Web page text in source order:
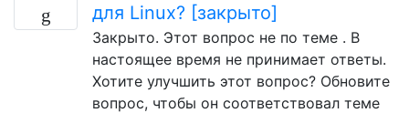
для Linux? [закрыто]
Закрыто. Этот вопрос не по теме . В
настоящее время не принимает ответы.
Хотите улучшить этот вопрос? Обновите
вопрос, чтобы он соответствовал теме